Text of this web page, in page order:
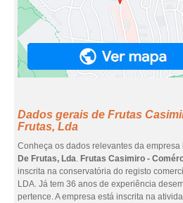
Dados gerais de Frutas
Frutas, Lda
Conheça os dados relevantes da empresa
De Frutas, Lda. Frutas Casimiro -
inscrita na conservatória do registo
LDA. Já tem 36 anos de experiência
pertence. A empresa está inscrita na